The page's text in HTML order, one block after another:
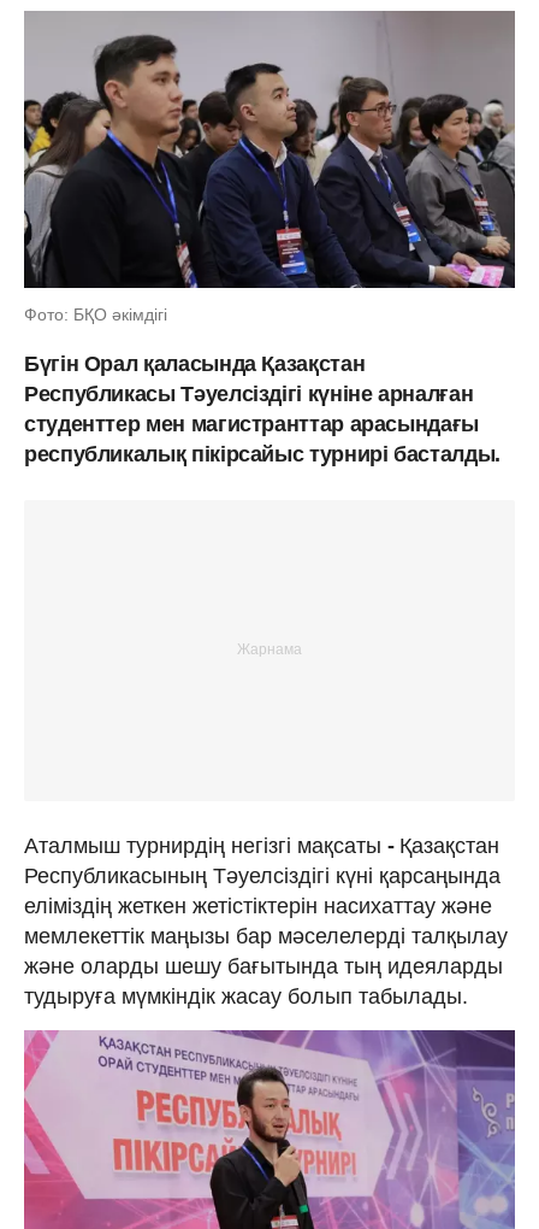
Фото: БҚО әкімдігі
Бүгін Орал қаласында Қазақстан
Республикасы Тәуелсіздігі күніне арналған
студенттер мен магистранттар арасындағы
республикалық пікірсайыс турнирі басталды.
Аталмыш турнирдің негізгі мақсаты - Қазақстан
Республикасының Тәуелсіздігі күні қарсаңында
еліміздің жеткен жетістіктерін насихаттау және
мемлекеттік маңызы бар мәселелерді талқылау
және оларды шешу бағытында тың идеяларды
тудыруға мүмкіндік жасау болып табылады.